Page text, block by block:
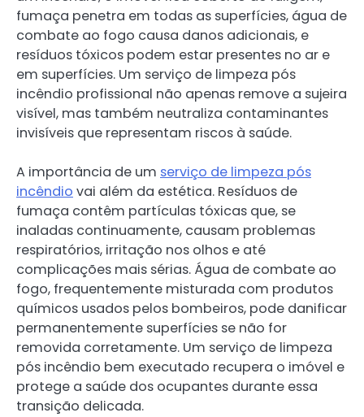
fumaça penetra em todas as superfícies, água de
combate ao fogo causa danos adicionais, e
resíduos tóxicos podem estar presentes no ar e
em superfícies. Um serviço de limpeza pós
incêndio profissional não apenas remove a sujeira
visível, mas também neutraliza contaminantes
invisíveis que representam riscos à saúde.
A importância de um serviço de limpeza pós
incêndio vai além da estética. Resíduos de
fumaça contêm partículas tóxicas que, se
inaladas continuamente, causam problemas
respiratórios, irritação nos olhos e até
complicações mais sérias. Água de combate ao
fogo, frequentemente misturada com produtos
químicos usados pelos bombeiros, pode danificar
permanentemente superfícies se não for
removida corretamente. Um serviço de limpeza
pós incêndio bem executado recupera o imóvel e
protege a saúde dos ocupantes durante essa
transição delicada.